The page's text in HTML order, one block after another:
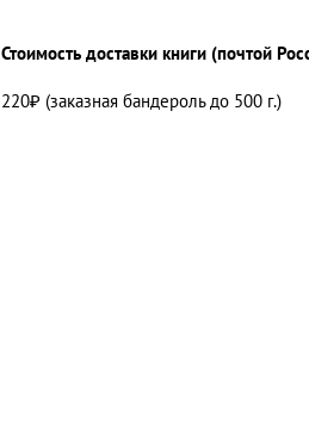
Стоимость доставки книги (почтой
220₽ (заказная бандероль до 500 г.)